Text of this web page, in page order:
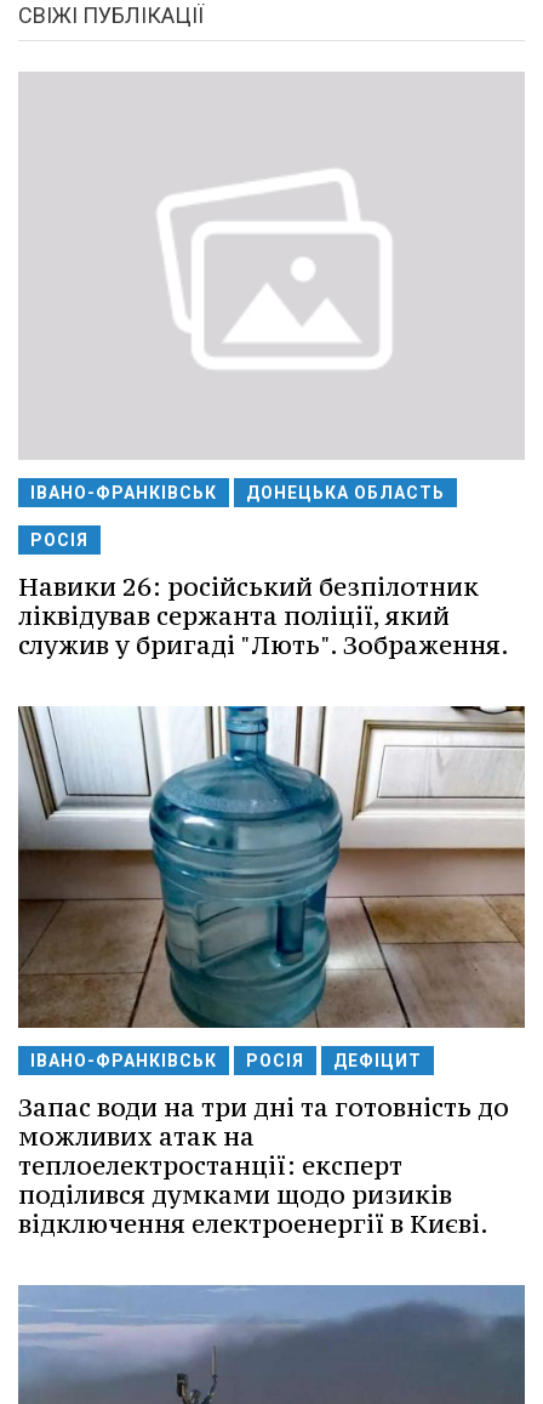
СВІЖІ ПУБЛІКАЦІЇ
ІВАНО-ФРАНКІВСЬК ДОНЕЦЬКА ОБЛАСТЬ
РОСІЯ
Навики 26: російський безпілотник
ліквідував сержанта поліції, який
служив у бригаді "Лють". Зображення.
ІВАНО-ФРАНКІВСЬК РОСІЯ ДЕФІЦИТ
Запас води на три дні та готовність до
можливих атак на
теплоелектростанції: експерт
поділився думками щодо ризиків
відключення електроенергії в Києві.